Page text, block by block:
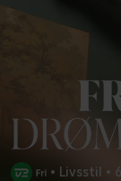
• Livsstil •